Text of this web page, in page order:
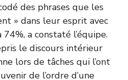
des phrases que les
» dans leur esprit avec
74%, a constaté l’équipe.
le discours intérieur
lors de tâches qui l’ont
de l’ordre d’une